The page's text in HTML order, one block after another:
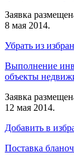
Заявка
8 мая 2014.
Убрать из
Выполнение
объекты
Заявка
12 мая 2014.
Добавить в
Поставка